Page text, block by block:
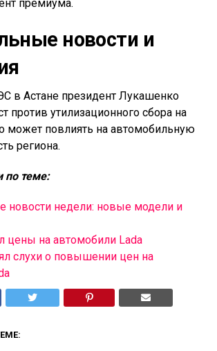
премиума.
новости и
в Астане президент Лукашенко
против утилизационного сбора на
может повлиять на автомобильную
региона.
по теме:
новости недели: новые модели и
цены на автомобили Lada
слухи о повышении цен на